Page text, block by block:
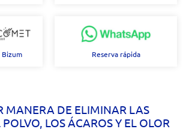
Reserva rápida
MANERA DE ELIMINAR LAS
LOS ÁCAROS Y EL OLOR